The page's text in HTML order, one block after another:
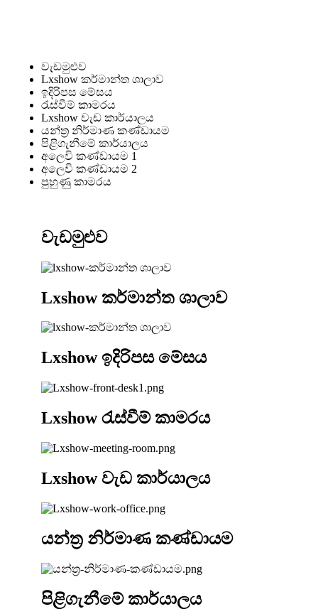
වැඩමුළුව
Lxshow කර්මාන්ත ශාලාව
ඉදිරිපස මේසය
රැස්වීම් කාමරය
Lxshow වැඩ කාර්යාලය
යන්ත්‍ර නිර්මාණ කණ්ඩායම
පිළිගැනීමේ කාර්යාලය
අලෙවි කණ්ඩායම 1
අලෙවි කණ්ඩායම 2
පුහුණු කාමරය
වැඩමුළුව
Lxshow කර්මාන්ත ශාලාව
Lxshow ඉදිරිපස මේසය
Lxshow රැස්වීම් කාමරය
Lxshow වැඩ කාර්යාලය
යන්ත්‍ර නිර්මාණ කණ්ඩායම
පිළිගැනීමේ කාර්යාලය